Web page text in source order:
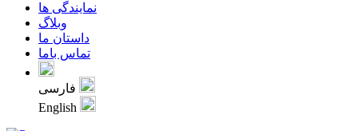
نمایندگی ها
وبلاگ
داستان ما
تماس باما
English